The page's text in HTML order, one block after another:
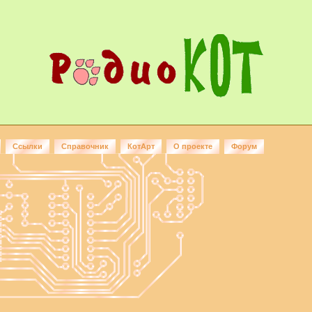
Ссылки Справочник КотАрт О проекте Форум